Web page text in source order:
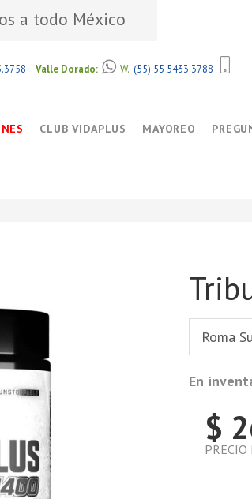
a todo México
Valle Dorado: W. (55) 55 5433 3788
CLUB VIDAPLUS MAYOREO
Roma
En
$
PRECIO